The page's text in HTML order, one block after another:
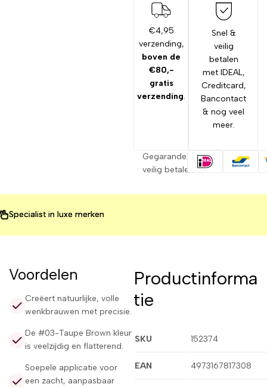
€4,95
verzending,
boven de
€80,-
gratis
verzending.
Snel &
veilig
betalen
met IDEAL,
Creditcard,
Bancontact
& nog veel
meer.
Gegarandeerd
veilig betalen
in luxe merken
in luxe merken
in luxe merken
Voordelen
Creëert natuurlijke, volle
wenkbrauwen met precisie.
De #03-Taupe Brown kleur
is veelzijdig en flatterend.
Soepele applicatie voor
een zacht, aanpasbaar
Productinforma
tie
SKU 152374
EAN 4973167817308